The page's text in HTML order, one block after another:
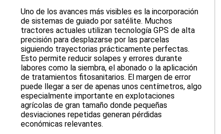
Uno de los avances más visibles es la incorporación
de sistemas de guiado por satélite. Muchos
tractores actuales utilizan tecnología GPS de alta
precisión para desplazarse por las parcelas
siguiendo trayectorias prácticamente perfectas.
Esto permite reducir solapes y errores durante
labores como la siembra, el abonado o la aplicación
de tratamientos fitosanitarios. El margen de error
puede llegar a ser de apenas unos centímetros, algo
especialmente importante en explotaciones
agrícolas de gran tamaño donde pequeñas
desviaciones repetidas generan pérdidas
económicas relevantes.